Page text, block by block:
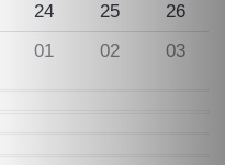
24 25
26
01 02 03